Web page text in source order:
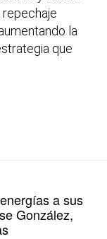
la
que
a sus
González,